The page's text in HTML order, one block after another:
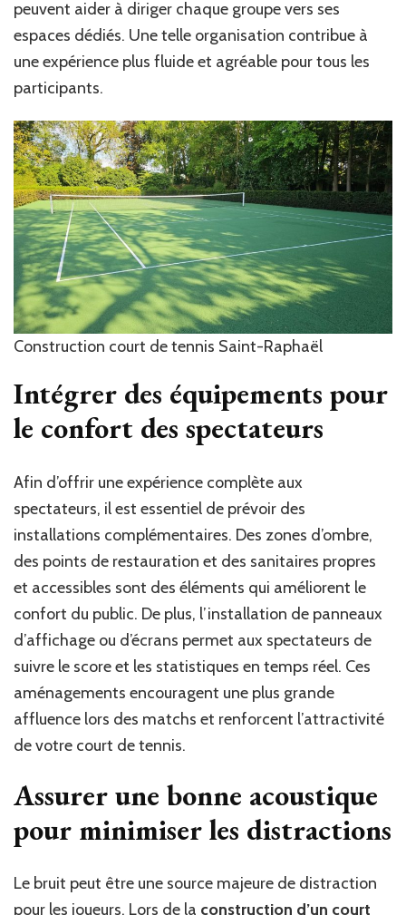
peuvent aider à diriger chaque groupe vers ses
espaces dédiés. Une telle organisation contribue à
une expérience plus fluide et agréable pour tous les
participants.
Construction court de tennis Saint-Raphaël
Intégrer des équipements pour
le confort des spectateurs
Afin d’offrir une expérience complète aux
spectateurs, il est essentiel de prévoir des
installations complémentaires. Des zones d’ombre,
des points de restauration et des sanitaires propres
et accessibles sont des éléments qui améliorent le
confort du public. De plus, l’installation de panneaux
d’affichage ou d’écrans permet aux spectateurs de
suivre le score et les statistiques en temps réel. Ces
aménagements encouragent une plus grande
affluence lors des matchs et renforcent l’attractivité
de votre court de tennis.
Assurer une bonne acoustique
pour minimiser les distractions
Le bruit peut être une source majeure de distraction
pour les joueurs. Lors de la construction d’un court